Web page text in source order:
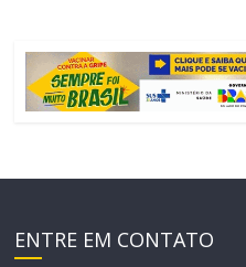
ENTRE EM CONTATO